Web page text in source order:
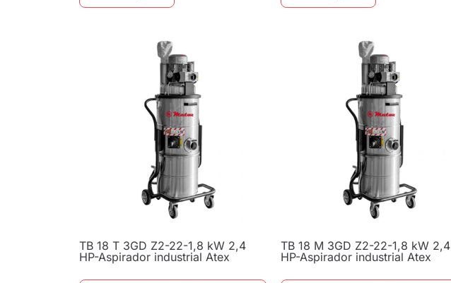
TB 18 T 3GD Z2-22-1,8 kW 2,4
HP-Aspirador industrial Atex
TB 18 M 3GD Z2-22-1,8 kW 2,4
HP-Aspirador industrial Atex